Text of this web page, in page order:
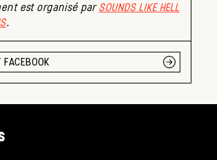
est organisé par SOUNDS LIKE HELL
.
FACEBOOK